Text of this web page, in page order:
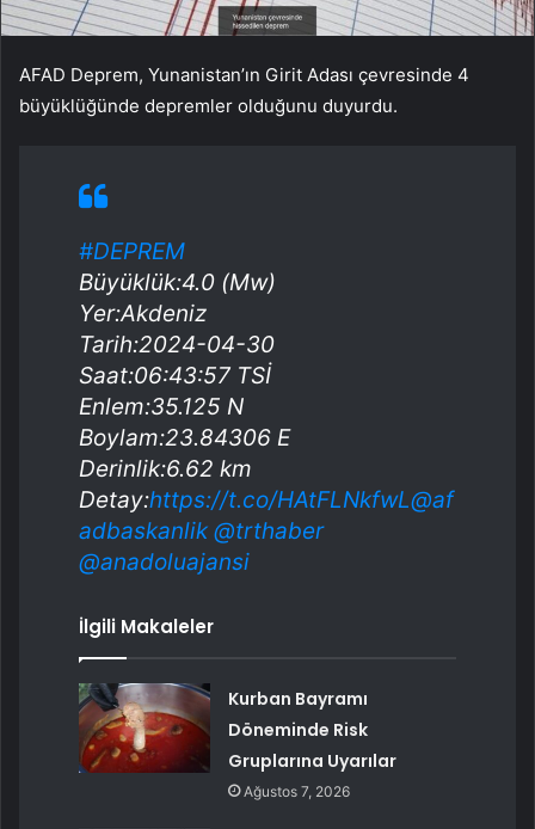
AFAD Deprem, Yunanistan’ın Girit Adası çevresinde 4
büyüklüğünde depremler olduğunu duyurdu.
#DEPREM
Büyüklük:4.0 (Mw)
Yer:Akdeniz
Tarih:2024-04-30
Saat:06:43:57 TSİ
Enlem:35.125 N
Boylam:23.84306 E
Derinlik:6.62 km
Detay:https://t.co/HAtFLNkfwL@af
adbaskanlik @trthaber
@anadoluajansi
İlgili Makaleler
Kurban Bayramı
Döneminde Risk
Gruplarına Uyarılar
Ağustos 7, 2026